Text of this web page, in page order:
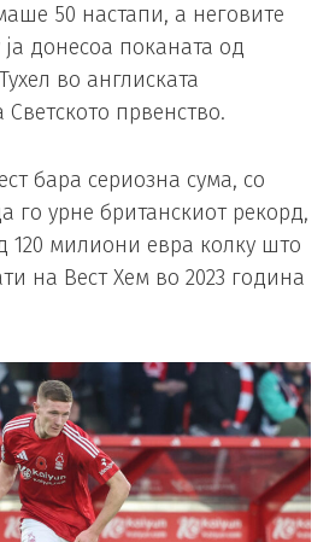
50 настапи, а неговите
донесоа поканата од
во англиската
Светското првенство.
бара сериозна сума, со
го урне британскиот рекорд,
120 милиони евра колку што
на Вест Хем во 2023 година